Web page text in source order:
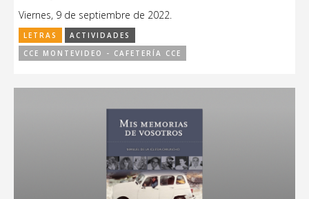
Viernes, 9 de septiembre de 2022.
LETRAS
ACTIVIDADES
CCE MONTEVIDEO - CAFETERÍA CCE